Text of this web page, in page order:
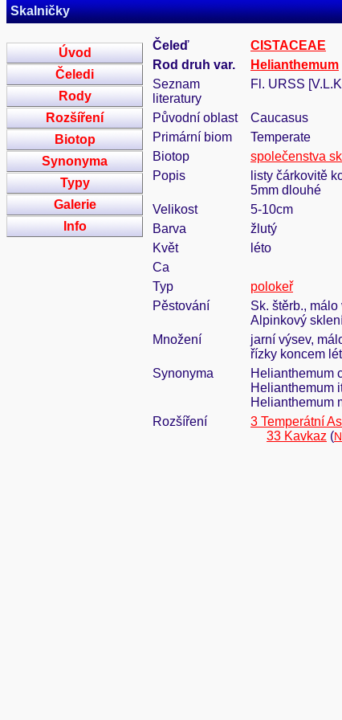
Skalničky
Úvod
Čeledi
Rody
Rozšíření
Biotop
Synonyma
Typy
Galerie
Info
Čeleď
CISTACEAE
Rod druh var.
Helianthemum
Seznam
literatury
Fl. URSS
Původní oblast
Caucasus
Primární biom
Temperate
Biotop
společenstva
Popis
listy čárkovitě
5mm dlouhé
Velikost
5-10cm
Barva
žlutý
Květ
léto
Ca
Typ
polokeř
Pěstování
Sk. štěrb.,
Alpinkový
Množení
jarní výsev,
řízky koncem
Synonyma
Helianthemum
Helianthemum
Helianthemum
Rozšíření
3 Temperátní
33 Kavkaz (